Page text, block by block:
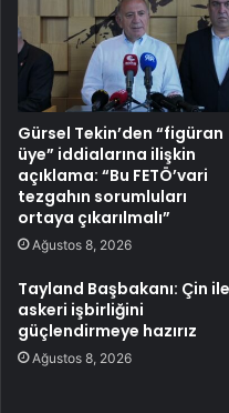
Gürsel Tekin’den “figüran
üye” iddialarına ilişkin
açıklama: “Bu FETÖ’vari
tezgahın sorumluları
ortaya çıkarılmalı”
Ağustos 8, 2026
Tayland Başbakanı: Çin ile
askeri işbirliğini
güçlendirmeye hazırız
Ağustos 8, 2026